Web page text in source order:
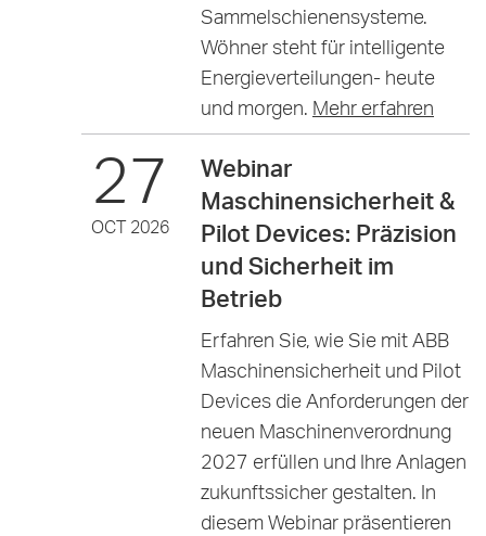
Sammelschienensysteme.
Wöhner steht für intelligente
Energieverteilungen- heute
und morgen. Mehr erfahren
27
OCT 2026
Webinar
Maschinensicherheit &
Pilot Devices: Präzision
und Sicherheit im
Betrieb
Erfahren Sie, wie Sie mit ABB
Maschinensicherheit und Pilot
Devices die Anforderungen der
neuen Maschinenverordnung
2027 erfüllen und Ihre Anlagen
zukunftssicher gestalten. In
diesem Webinar präsentieren